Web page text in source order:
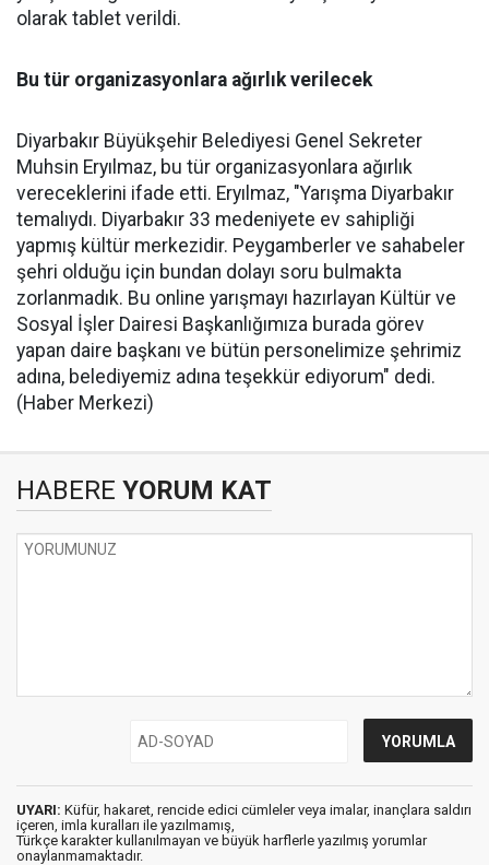
olarak tablet verildi.
Bu tür organizasyonlara ağırlık verilecek
Diyarbakır Büyükşehir Belediyesi Genel Sekreter
Muhsin Eryılmaz, bu tür organizasyonlara ağırlık
vereceklerini ifade etti. Eryılmaz, "Yarışma Diyarbakır
temalıydı. Diyarbakır 33 medeniyete ev sahipliği
yapmış kültür merkezidir. Peygamberler ve sahabeler
şehri olduğu için bundan dolayı soru bulmakta
zorlanmadık. Bu online yarışmayı hazırlayan Kültür ve
Sosyal İşler Dairesi Başkanlığımıza burada görev
yapan daire başkanı ve bütün personelimize şehrimiz
adına, belediyemiz adına teşekkür ediyorum" dedi.
(Haber Merkezi)
HABERE YORUM KAT
UYARI: Küfür, hakaret, rencide edici cümleler veya imalar, inançlara saldırı
içeren, imla kuralları ile yazılmamış,
Türkçe karakter kullanılmayan ve büyük harflerle yazılmış yorumlar
onaylanmamaktadır.